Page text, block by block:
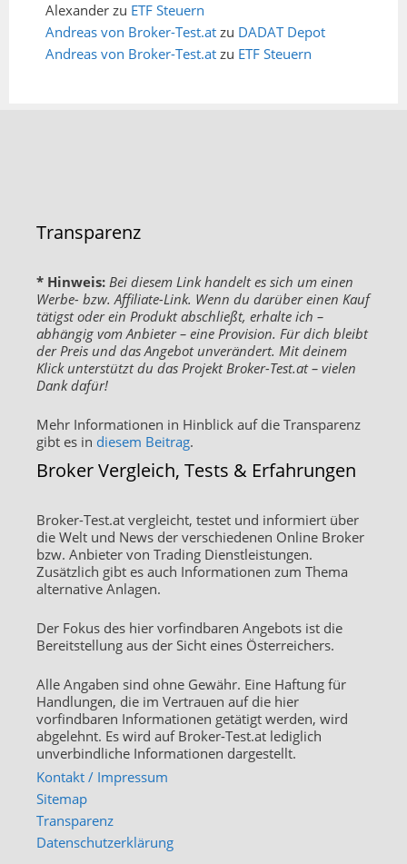
Alexander zu ETF Steuern
Andreas von Broker-Test.at zu DADAT Depot
Andreas von Broker-Test.at zu ETF Steuern
Transparenz
* Hinweis: Bei diesem Link handelt es sich um einen
Werbe- bzw. Affiliate-Link. Wenn du darüber einen Kauf
tätigst oder ein Produkt abschließt, erhalte ich –
abhängig vom Anbieter – eine Provision. Für dich bleibt
der Preis und das Angebot unverändert. Mit deinem
Klick unterstützt du das Projekt Broker-Test.at – vielen
Dank dafür!
Mehr Informationen in Hinblick auf die Transparenz
gibt es in diesem Beitrag.
Broker Vergleich, Tests & Erfahrungen
Broker-Test.at vergleicht, testet und informiert über
die Welt und News der verschiedenen Online Broker
bzw. Anbieter von Trading Dienstleistungen.
Zusätzlich gibt es auch Informationen zum Thema
alternative Anlagen.
Der Fokus des hier vorfindbaren Angebots ist die
Bereitstellung aus der Sicht eines Österreichers.
Alle Angaben sind ohne Gewähr. Eine Haftung für
Handlungen, die im Vertrauen auf die hier
vorfindbaren Informationen getätigt werden, wird
abgelehnt. Es wird auf Broker-Test.at lediglich
unverbindliche Informationen dargestellt.
Kontakt / Impressum
Sitemap
Transparenz
Datenschutzerklärung